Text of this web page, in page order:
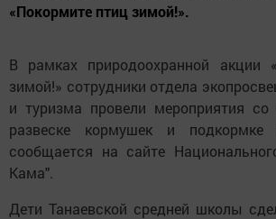
«Покормите птиц зимой!».
В рамках природоохранной акции
зимой!» сотрудники отдела
и туризма провели мероприятия
развеске кормушек и
сообщается на сайте
Кама".
Дети Танаевской средней школы